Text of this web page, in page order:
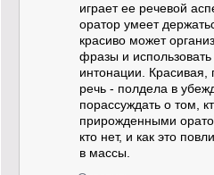
играет ее речевой
оратор умеет
красиво может
фразы и
интонации. Красивая,
речь - полдела в
порассуждать о том,
прирожденными
кто нет, и как это
в массы.